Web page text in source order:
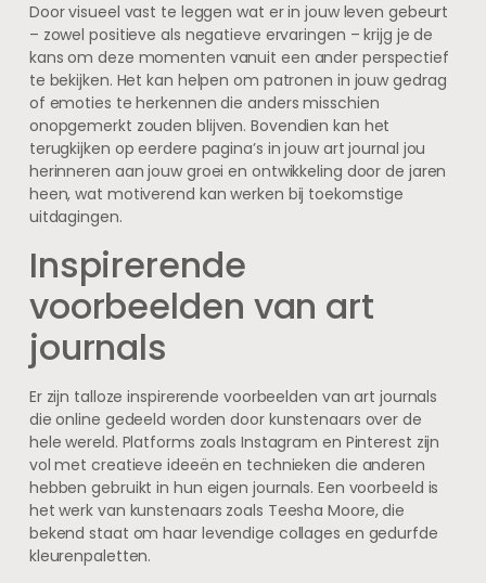
Door visueel vast te leggen wat er in jouw leven gebeurt
– zowel positieve als negatieve ervaringen – krijg je de
kans om deze momenten vanuit een ander perspectief
te bekijken. Het kan helpen om patronen in jouw gedrag
of emoties te herkennen die anders misschien
onopgemerkt zouden blijven. Bovendien kan het
terugkijken op eerdere pagina’s in jouw art journal jou
herinneren aan jouw groei en ontwikkeling door de jaren
heen, wat motiverend kan werken bij toekomstige
uitdagingen.
Inspirerende
voorbeelden van art
journals
Er zijn talloze inspirerende voorbeelden van art journals
die online gedeeld worden door kunstenaars over de
hele wereld. Platforms zoals Instagram en Pinterest zijn
vol met creatieve ideeën en technieken die anderen
hebben gebruikt in hun eigen journals. Een voorbeeld is
het werk van kunstenaars zoals Teesha Moore, die
bekend staat om haar levendige collages en gedurfde
kleurenpaletten.